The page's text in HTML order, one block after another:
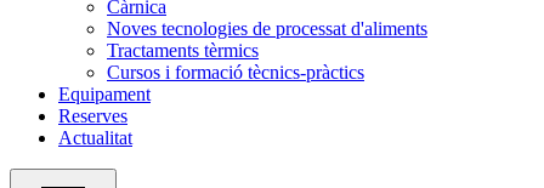
Càrnica
Noves tecnologies de processat d'aliments
Tractaments tèrmics
Cursos i formació tècnics-pràctics
Equipament
Reserves
Actualitat